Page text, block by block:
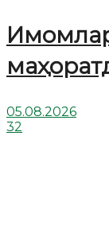
05.08.2026
32